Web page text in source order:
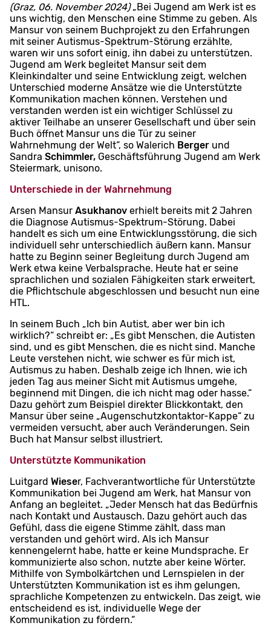
(Graz, 06. November 2024)„Bei Jugend am Werk ist es
uns wichtig, den Menschen eine Stimme zu geben. Als
Mansur von seinem Buchprojekt zu den Erfahrungen
mit seiner Autismus-Spektrum-Störung erzählte,
waren wir uns sofort einig, ihn dabei zu unterstützen.
Jugend am Werk begleitet Mansur seit dem
Kleinkindalter und seine Entwicklung zeigt, welchen
Unterschied moderne Ansätze wie die Unterstützte
Kommunikation machen können. Verstehen und
verstanden werden ist ein wichtiger Schlüssel zu
aktiver Teilhabe an unserer Gesellschaft und über sein
Buch öffnet Mansur uns die Tür zu seiner
Wahrnehmung der Welt“, so Walerich Berger und
Sandra Schimmler, Geschäftsführung Jugend am Werk
Steiermark, unisono.
Unterschiede in der Wahrnehmung
Arsen Mansur Asukhanov erhielt bereits mit 2 Jahren
die Diagnose Autismus-Spektrum-Störung. Dabei
handelt es sich um eine Entwicklungsstörung, die sich
individuell sehr unterschiedlich äußern kann. Mansur
hatte zu Beginn seiner Begleitung durch Jugend am
Werk etwa keine Verbalsprache. Heute hat er seine
sprachlichen und sozialen Fähigkeiten stark erweitert,
die Pflichtschule abgeschlossen und besucht nun eine
HTL.
In seinem Buch „Ich bin Autist, aber wer bin ich
wirklich?“ schreibt er: „Es gibt Menschen, die Autisten
sind, und es gibt Menschen, die es nicht sind. Manche
Leute verstehen nicht, wie schwer es für mich ist,
Autismus zu haben. Deshalb zeige ich Ihnen, wie ich
jeden Tag aus meiner Sicht mit Autismus umgehe,
beginnend mit Dingen, die ich nicht mag oder hasse.“
Dazu gehört zum Beispiel direkter Blickkontakt, den
Mansur über seine „Augenschutzkontaktor-Kappe“ zu
vermeiden versucht, aber auch Veränderungen. Sein
Buch hat Mansur selbst illustriert.
Unterstützte Kommunikation
Luitgard Wieser, Fachverantwortliche für Unterstützte
Kommunikation bei Jugend am Werk, hat Mansur von
Anfang an begleitet. „Jeder Mensch hat das Bedürfnis
nach Kontakt und Austausch. Dazu gehört auch das
Gefühl, dass die eigene Stimme zählt, dass man
verstanden und gehört wird. Als ich Mansur
kennengelernt habe, hatte er keine Mundsprache. Er
kommunizierte also schon, nutzte aber keine Wörter.
Mithilfe von Symbolkärtchen und Lernspielen in der
Unterstützten Kommunikation ist es ihm gelungen,
sprachliche Kompetenzen zu entwickeln. Das zeigt, wie
entscheidend es ist, individuelle Wege der
Kommunikation zu fördern.“